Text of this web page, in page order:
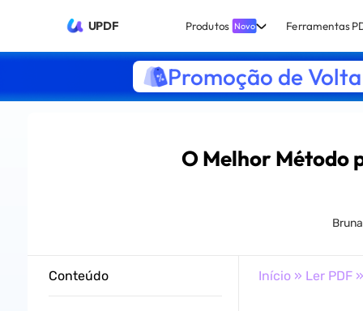
UPDF Produtos Novo Ferramentas
Promoção de
O Melhor Método
Conteúdo Início» Ler PDF»